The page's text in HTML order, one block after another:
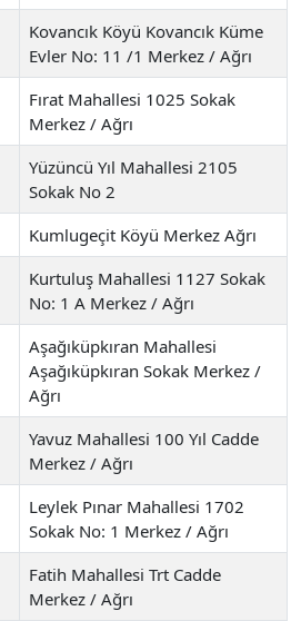
Kovancık Köyü Kovancık Küme
Evler No: 11 /1 Merkez / Ağrı
Fırat Mahallesi 1025 Sokak
Merkez / Ağrı
Yüzüncü Yıl Mahallesi 2105
Sokak No 2
Kumlugeçit Köyü Merkez Ağrı
Kurtuluş Mahallesi 1127 Sokak
No: 1 A Merkez / Ağrı
Aşağıküpkıran Mahallesi
Aşağıküpkıran Sokak Merkez /
Ağrı
Yavuz Mahallesi 100 Yıl Cadde
Merkez / Ağrı
Leylek Pınar Mahallesi 1702
Sokak No: 1 Merkez / Ağrı
Fatih Mahallesi Trt Cadde
Merkez / Ağrı